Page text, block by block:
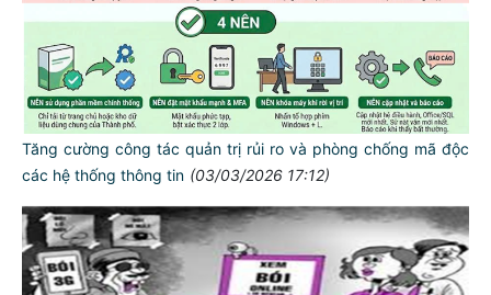
Tăng cường công tác quản trị rủi ro và phòng chống mã độc
các hệ thống thông tin (03/03/2026 17:12)